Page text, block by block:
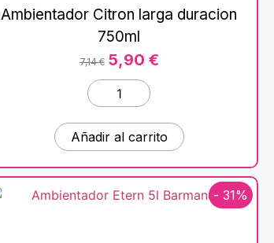
Ambientador Citron larga duracion
750ml
7,14€ 5,90 €
Añadir al carrito
- 31%